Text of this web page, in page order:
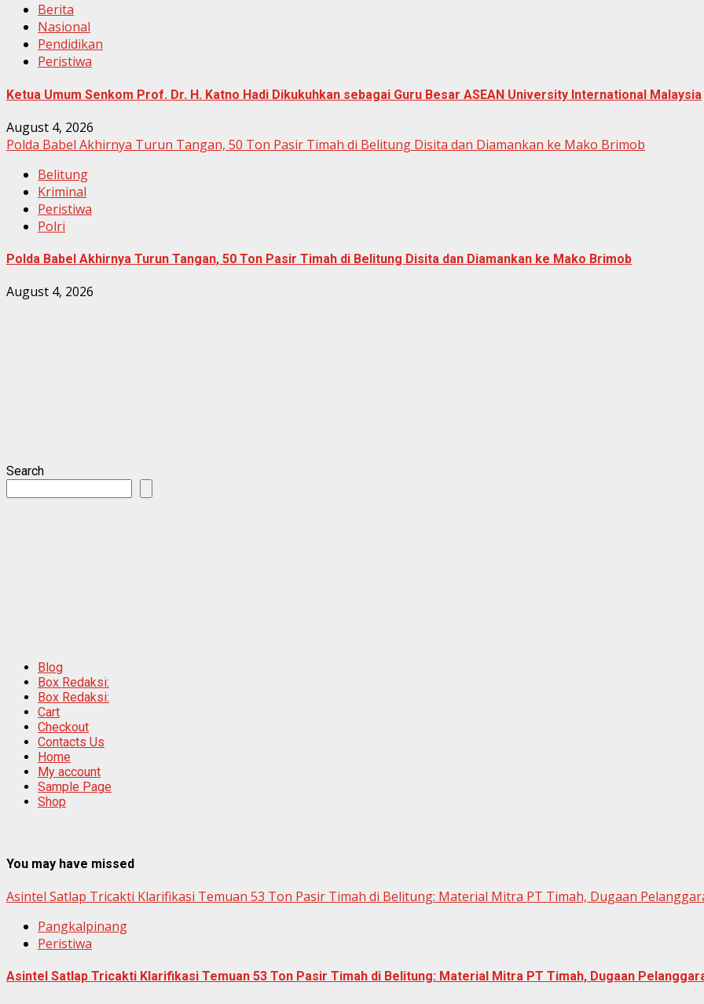
Berita
Nasional
Pendidikan
Peristiwa
Ketua Umum Senkom Prof. Dr. H. Katno Hadi Dikukuhkan sebagai Guru Besar ASEAN University International Malaysia
August 4, 2026
Polda Babel Akhirnya Turun Tangan, 50 Ton Pasir Timah di Belitung Disita dan Diamankan ke Mako Brimob
Belitung
Kriminal
Peristiwa
Polri
Polda Babel Akhirnya Turun Tangan, 50 Ton Pasir Timah di Belitung Disita dan Diamankan ke Mako Brimob
August 4, 2026
Search
Blog
Box Redaksi:
Box Redaksi:
Cart
Checkout
Contacts Us
Home
My account
Sample Page
Shop
You may have missed
Asintel Satlap Tricakti Klarifikasi Temuan 53 Ton Pasir Timah di Belitung: Material Mitra PT Timah, Dugaan
Pangkalpinang
Peristiwa
Asintel Satlap Tricakti Klarifikasi Temuan 53 Ton Pasir Timah di Belitung: Material Mitra PT Timah, Dugaan